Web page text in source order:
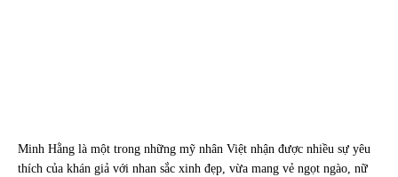
Minh Hằng là một trong những mỹ nhân Việt nhận được nhiều sự yêu
thích của khán giả với nhan sắc xinh đẹp, vừa mang vẻ ngọt ngào, nữ